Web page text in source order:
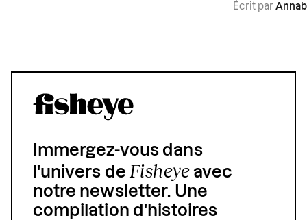
Écrit par
Immergez-vous dans
l'univers de Fisheyeavec
notre newsletter. Une
compilation d'histoires